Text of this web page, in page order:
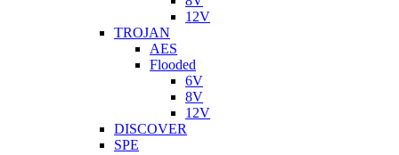
12V
TROJAN
AES
Flooded
6V
8V
12V
DISCOVER
SPE